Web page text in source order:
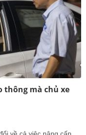
thông mà chủ xe